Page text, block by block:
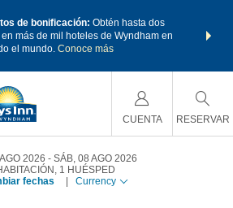
de bonificación:Obtén hasta dos
más de mil hoteles de Wyndham en
el mundo. Conoce más
de viaje
CUENTA RESERVAR
2026
SÁB, 08 AGO 2026
, 1 HUÉSPED
fechas
Currency